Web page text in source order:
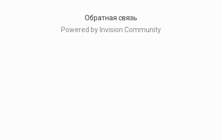
Обратная связь
Powered by Invision Community